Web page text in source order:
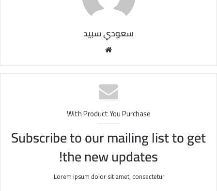
سعودي سبيد
الوي
ب
With Product You Purchase
Subscribe to our mailing list to get
the new updates!
Lorem ipsum dolor sit amet, consectetur.